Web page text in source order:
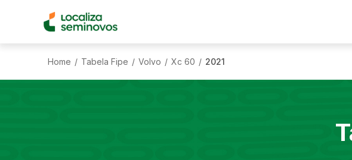
Home / Tabela Fipe / Volvo / Xc 60 / 2021